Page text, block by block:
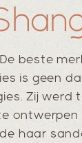
beste
is geen
Zij werd
haar